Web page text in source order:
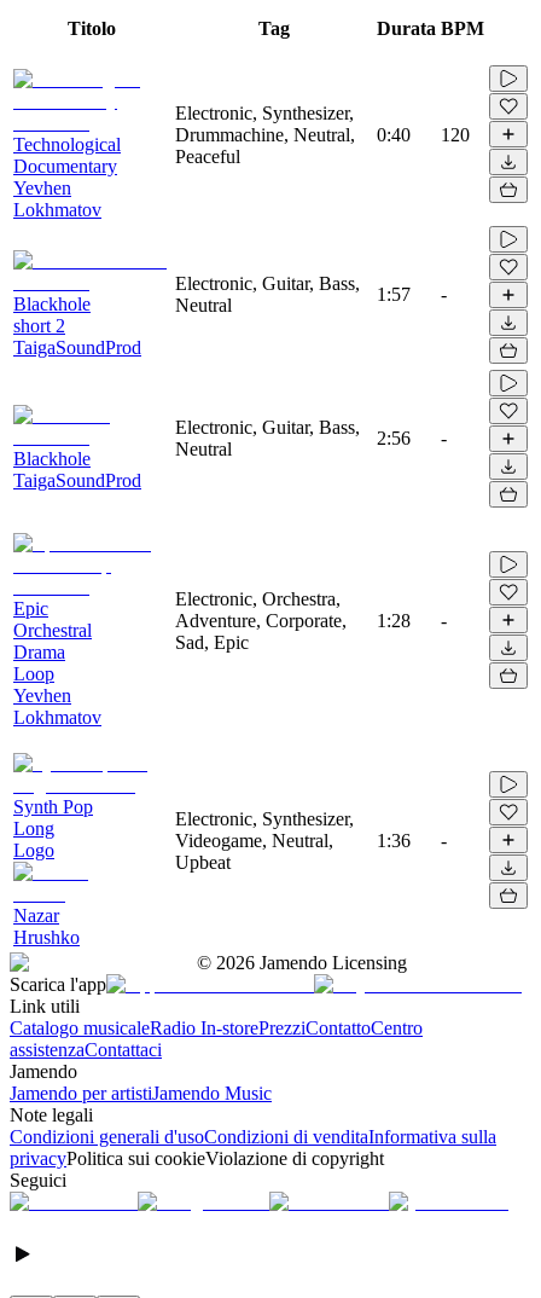
Titolo Tag Durata BPM
Technological
Documentary
Yevhen
Lokhmatov
Electronic, Synthesizer,
Drummachine, Neutral,
Peaceful
0:40 120
Blackhole
short 2
TaigaSoundProd
Electronic, Guitar, Bass,
Neutral
1:57 -
Blackhole
TaigaSoundProd
Electronic, Guitar, Bass,
Neutral
2:56 -
Epic
Orchestral
Drama
Loop
Yevhen
Lokhmatov
Electronic, Orchestra,
Adventure, Corporate,
Sad, Epic
1:28 -
Synth Pop
Long
Logo
Nazar
Hrushko
Electronic, Synthesizer,
Videogame, Neutral,
Upbeat
1:36 -
© 2026 Jamendo Licensing
Scarica l'app
Link utili
Catalogo musicaleRadio In-storePrezziContattoCentro
assistenzaContattaci
Jamendo
Jamendo per artistiJamendo Music
Note legali
Condizioni generali d'usoCondizioni di venditaInformativa sulla
privacyPolitica sui cookieViolazione di copyright
Seguici